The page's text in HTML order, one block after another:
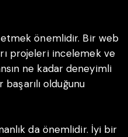
etmek önemlidir. Bir web
projeleri incelemek ve
ne kadar deneyimli
olduğunu
da önemlidir. İyi bir